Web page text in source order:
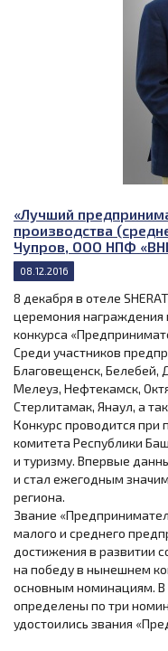
«Лучший
производства
Чупров, ООО НПФ
08.12.2016
8 декабря в отеле
церемония награждения
конкурса
Среди участников
Благовещенск, Белебей,
Мелеуз, Нефтекамск,
Стерлитамак, Янаул, а
Конкурс проводится при
комитета Республики
и туризму. Впервые
и стал ежегодным
региона.
Звание
малого и среднего
достижения в развитии
на победу в нынешнем
основным номинациям.
определены по три
удостоились звания